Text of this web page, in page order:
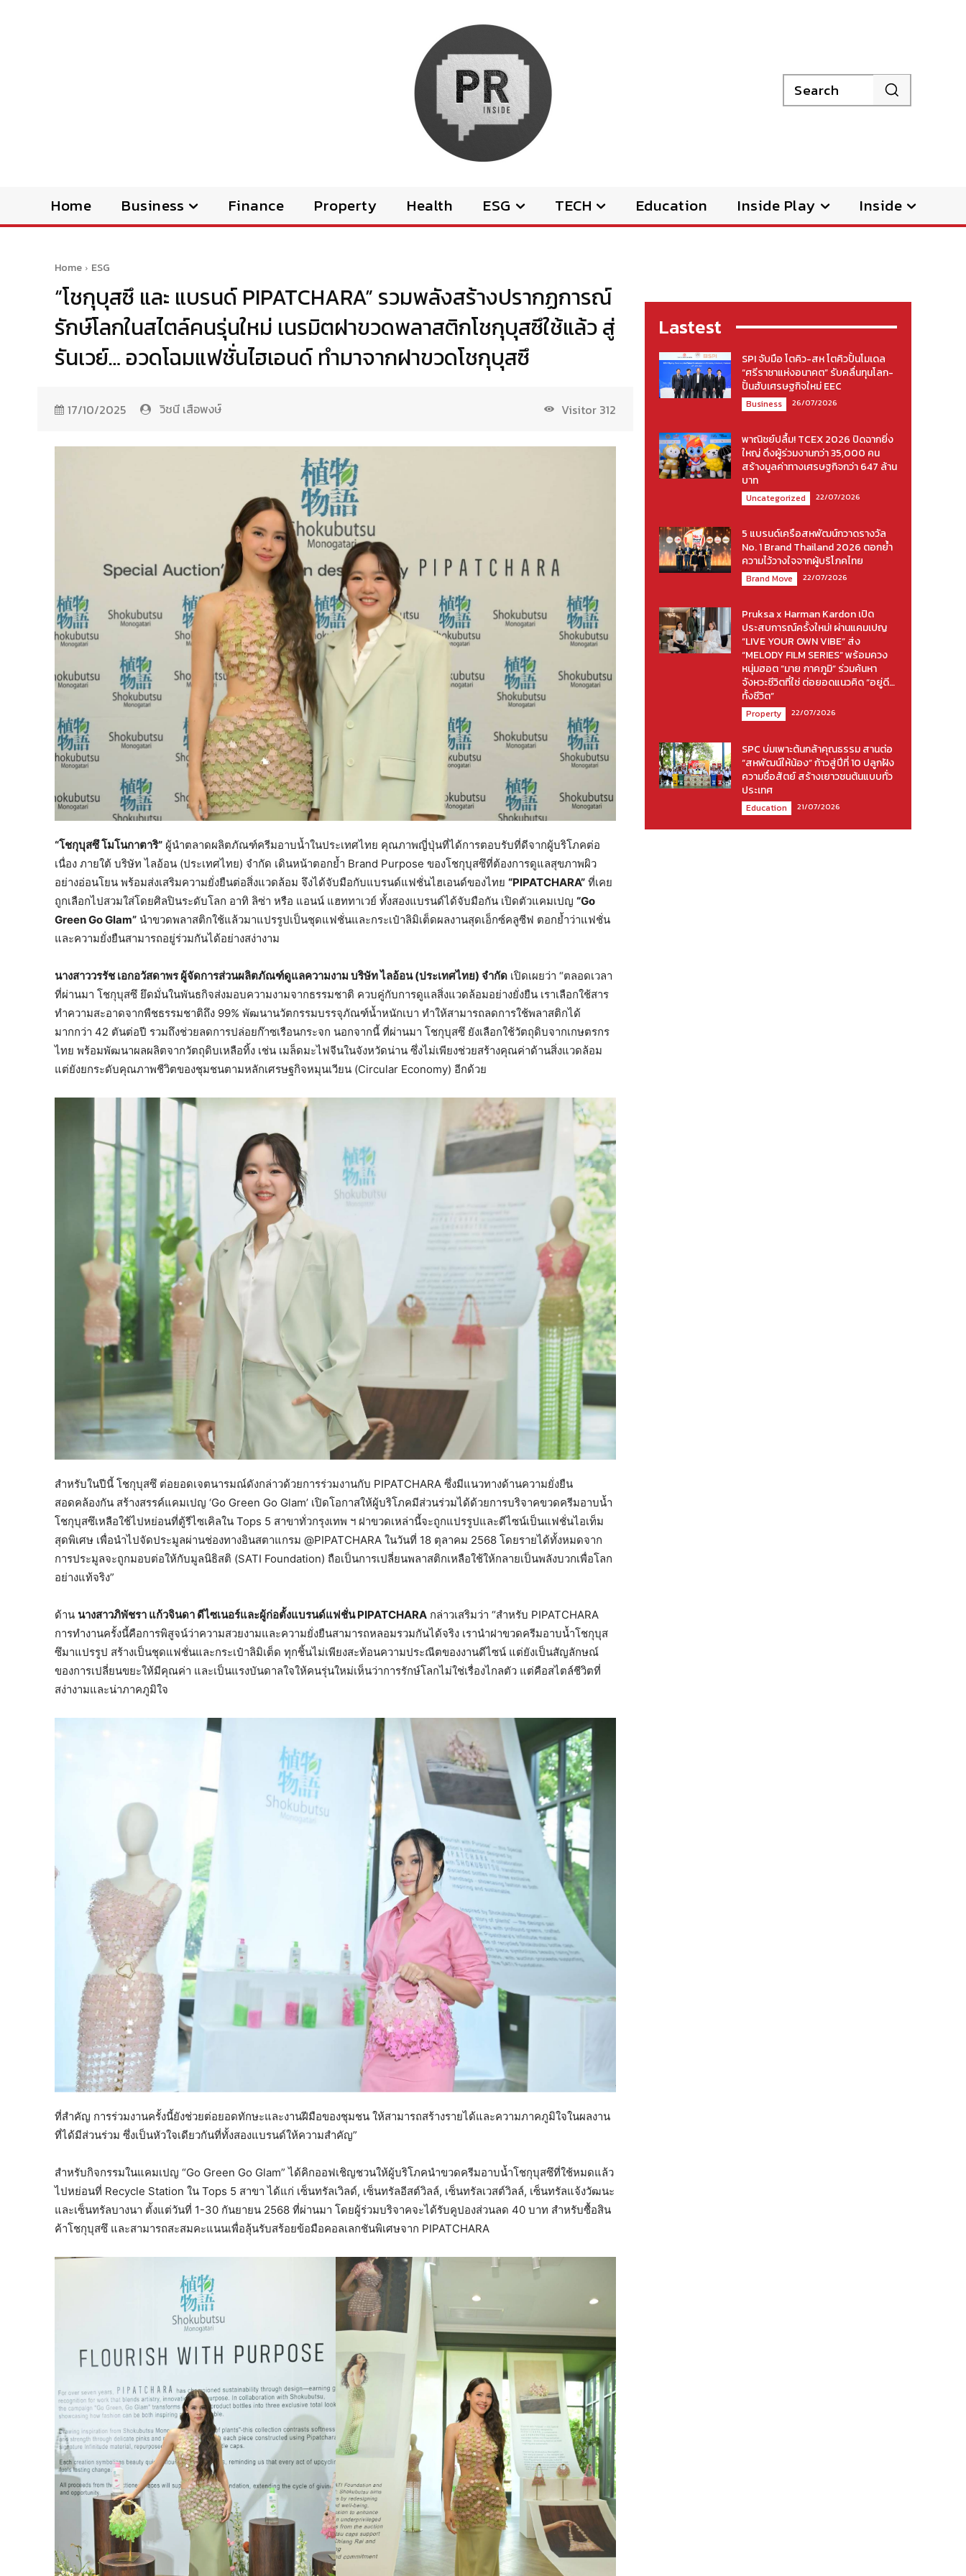
Search
Home Business Finance Property Health ESG TECH Education Inside Play Inside
Home ESG
“โชกุบุสซึ และ แบรนด์ PIPATCHARA” รวมพลังสร้างปรากฏการณ์
รักษ์โลกในสไตล์คนรุ่นใหม่ เนรมิตฝาขวดพลาสติกโชกุบุสซึใช้แล้ว สู่
รันเวย์… อวดโฉมแฟชั่นไฮเอนด์ ทำมาจากฝาขวดโชกุบุสซึ
17/10/2025 วิชนี เสือพงษ์ Visitor 312
“โชกุบุสซึ โมโนกาตาริ” ผู้นำตลาดผลิตภัณฑ์ครีมอาบน้ำในประเทศไทย คุณภาพญี่ปุ่นที่ได้การตอบรับที่ดีจากผู้บริโภคต่อ
เนื่อง ภายใต้ บริษัท ไลอ้อน (ประเทศไทย) จำกัด เดินหน้าตอกย้ำ Brand Purpose ของโชกุบุสซึที่ต้องการดูแลสุขภาพผิว
อย่างอ่อนโยน พร้อมส่งเสริมความยั่งยืนต่อสิ่งแวดล้อม จึงได้จับมือกับแบรนด์แฟชั่นไฮเอนด์ของไทย “PIPATCHARA” ที่เคย
ถูกเลือกไปสวมใส่โดยศิลปินระดับโลก อาทิ ลิซ่า หรือ แอนน์ แฮททาเวย์ ทั้งสองแบรนด์ได้จับมือกัน เปิดตัวแคมเปญ “Go
Green Go Glam” นำขวดพลาสติกใช้แล้วมาแปรรูปเป็นชุดแฟชั่นและกระเป๋าลิมิเต็ดผลงานสุดเอ็กซ์คลูซีฟ ตอกย้ำว่าแฟชั่น
และความยั่งยืนสามารถอยู่ร่วมกันได้อย่างสง่างาม
นางสาววรรัช เอกอวัสดาพร ผู้จัดการส่วนผลิตภัณฑ์ดูแลความงาม บริษัท ไลอ้อน (ประเทศไทย) จำกัด เปิดเผยว่า “ตลอดเวลา
ที่ผ่านมา โชกุบุสซึ ยึดมั่นในพันธกิจส่งมอบความงามจากธรรมชาติ ควบคู่กับการดูแลสิ่งแวดล้อมอย่างยั่งยืน เราเลือกใช้สาร
ทำความสะอาดจากพืชธรรมชาติถึง 99% พัฒนานวัตกรรมบรรจุภัณฑ์น้ำหนักเบา ทำให้สามารถลดการใช้พลาสติกได้
มากกว่า 42 ตันต่อปี รวมถึงช่วยลดการปล่อยก๊าซเรือนกระจก นอกจากนี้ ที่ผ่านมา โชกุบุสซึ ยังเลือกใช้วัตถุดิบจากเกษตรกร
ไทย พร้อมพัฒนาผลผลิตจากวัตถุดิบเหลือทิ้ง เช่น เมล็ดมะไฟจีนในจังหวัดน่าน ซึ่งไม่เพียงช่วยสร้างคุณค่าด้านสิ่งแวดล้อม
แต่ยังยกระดับคุณภาพชีวิตของชุมชนตามหลักเศรษฐกิจหมุนเวียน (Circular Economy) อีกด้วย
สำหรับในปีนี้ โชกุบุสซึ ต่อยอดเจตนารมณ์ดังกล่าวด้วยการร่วมงานกับ PIPATCHARA ซึ่งมีแนวทางด้านความยั่งยืน
สอดคล้องกัน สร้างสรรค์แคมเปญ ‘Go Green Go Glam’ เปิดโอกาสให้ผู้บริโภคมีส่วนร่วมได้ด้วยการบริจาคขวดครีมอาบน้ำ
โชกุบุสซึเหลือใช้ไปหย่อนที่ตู้รีไซเคิลใน Tops 5 สาขาทั่วกรุงเทพ ฯ ฝาขวดเหล่านี้จะถูกแปรรูปและดีไซน์เป็นแฟชั่นไอเท็ม
สุดพิเศษ เพื่อนำไปจัดประมูลผ่านช่องทางอินสตาแกรม @PIPATCHARA ในวันที่ 18 ตุลาคม 2568 โดยรายได้ทั้งหมดจาก
การประมูลจะถูกมอบต่อให้กับมูลนิธิสติ (SATI Foundation) ถือเป็นการเปลี่ยนพลาสติกเหลือใช้ให้กลายเป็นพลังบวกเพื่อโลก
อย่างแท้จริง”
ด้าน นางสาวภิพัชรา แก้วจินดา ดีไซเนอร์และผู้ก่อตั้งแบรนด์แฟชั่นPIPATCHARA กล่าวเสริมว่า “สำหรับ PIPATCHARA
การทำงานครั้งนี้คือการพิสูจน์ว่าความสวยงามและความยั่งยืนสามารถหลอมรวมกันได้จริง เรานำฝาขวดครีมอาบน้ำโชกุบุส
ซึมาแปรรูป สร้างเป็นชุดแฟชั่นและกระเป๋าลิมิเต็ด ทุกชิ้นไม่เพียงสะท้อนความประณีตของงานดีไซน์ แต่ยังเป็นสัญลักษณ์
ของการเปลี่ยนขยะให้มีคุณค่า และเป็นแรงบันดาลใจให้คนรุ่นใหม่เห็นว่าการรักษ์โลกไม่ใช่เรื่องไกลตัว แต่คือสไตล์ชีวิตที่
สง่างามและน่าภาคภูมิใจ
ที่สำคัญ การร่วมงานครั้งนี้ยังช่วยต่อยอดทักษะและงานฝีมือของชุมชน ให้สามารถสร้างรายได้และความภาคภูมิใจในผลงาน
ที่ได้มีส่วนร่วม ซึ่งเป็นหัวใจเดียวกันที่ทั้งสองแบรนด์ให้ความสำคัญ”
สำหรับกิจกรรมในแคมเปญ “Go Green Go Glam” ได้คิกออฟเชิญชวนให้ผู้บริโภคนำขวดครีมอาบน้ำโชกุบุสซึที่ใช้หมดแล้ว
ไปหย่อนที่ Recycle Station ใน Tops 5 สาขา ได้แก่ เซ็นทรัลเวิลด์, เซ็นทรัลอีสต์วิลล์, เซ็นทรัลเวสต์วิลล์, เซ็นทรัลแจ้งวัฒนะ
และเซ็นทรัลบางนา ตั้งแต่วันที่ 1-30 กันยายน 2568 ที่ผ่านมา โดยผู้ร่วมบริจาคจะได้รับคูปองส่วนลด 40 บาท สำหรับซื้อสิน
ค้าโชกุบุสซึ และสามารถสะสมคะแนนเพื่อลุ้นรับสร้อยข้อมือคอลเลกชันพิเศษจาก PIPATCHARA
Lastest
SPI จับมือ โตคิว-สห โตคิวปั้นโมเดล
“ศรีราชาแห่งอนาคต” รับคลื่นทุนโลก-
ปั้นฮับเศรษฐกิจใหม่ EEC
Business 26/07/2026
พาณิชย์ปลื้ม! TCEX 2026 ปิดฉากยิ่ง
ใหญ่ ดึงผู้ร่วมงานกว่า 35,000 คน
สร้างมูลค่าทางเศรษฐกิจกว่า 647 ล้าน
บาท
Uncategorized 22/07/2026
5 แบรนด์เครือสหพัฒน์กวาดรางวัล
No. 1 Brand Thailand 2026 ตอกย้ำ
ความไว้วางใจจากผู้บริโภคไทย
Brand Move 22/07/2026
Pruksa x Harman Kardon เปิด
ประสบการณ์ครั้งใหม่! ผ่านแคมเปญ
“LIVE YOUR OWN VIBE” ส่ง
“MELODY FILM SERIES” พร้อมควง
หนุ่มฮอต “มาย ภาคภูมิ” ร่วมค้นหา
จังหวะชีวิตที่ใช่ ต่อยอดแนวคิด “อยู่ดี…
ทั้งชีวิต”
Property 22/07/2026
SPC บ่มเพาะต้นกล้าคุณธรรม สานต่อ
“สหพัฒน์ให้น้อง” ก้าวสู่ปีที่ 10 ปลูกฝัง
ความซื่อสัตย์ สร้างเยาวชนต้นแบบทั่ว
ประเทศ
Education 21/07/2026